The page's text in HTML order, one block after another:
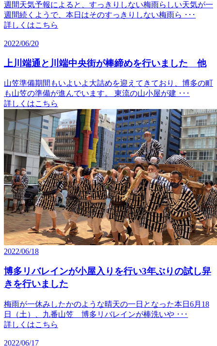
週間天気予報によると、すっきりしない梅雨らしい天気が一
週間続くようで、本日はそのすっきりしない梅雨ら ･･･
詳しくはこちら
2022/06/20
上川端通と川端中央街が棒締めを行いました 他
山笠準備期間もいよいよ大詰めを迎えてきており、博多の町
も山笠の準備が進んでいます。 東流の山小屋が建 ･･･
詳しくはこちら
2022/06/18
博多リバレインが小屋入りを行い3年ぶりの試し舁
きを行いました
梅雨が一休みしたかのような晴天の一日となった本日6月18
日（土）、九番山笠 博多リバレインが棒洗いや ･･･
詳しくはこちら
2022/06/17